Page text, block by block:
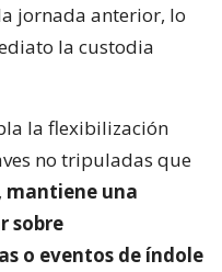
jornada anterior, lo
la custodia
la flexibilización
no tripuladas que
mantiene una
sobre
o eventos de índole